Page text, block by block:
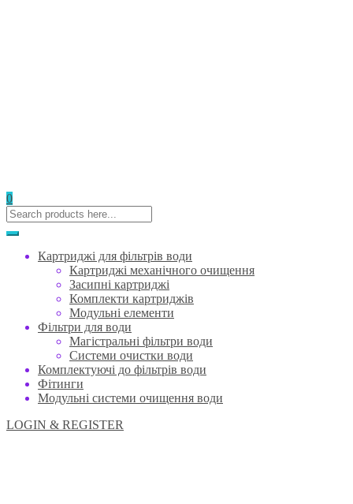
0
Картриджі для фільтрів води
Картриджі механічного очищення
Засипні картриджі
Комплекти картриджів
Модульні елементи
Фільтри для води
Магістральні фільтри води
Системи очистки води
Комплектуючі до фільтрів води
Фітинги
Модульні системи очищення води
LOGIN & REGISTER